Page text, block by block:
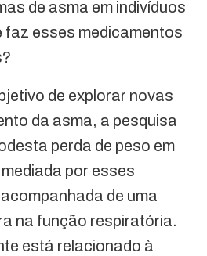
de asma em indivíduos
faz esses medicamentos
de explorar novas
da asma, a pesquisa
perda de peso em
por esses
de uma
na função respiratória.
está relacionado à